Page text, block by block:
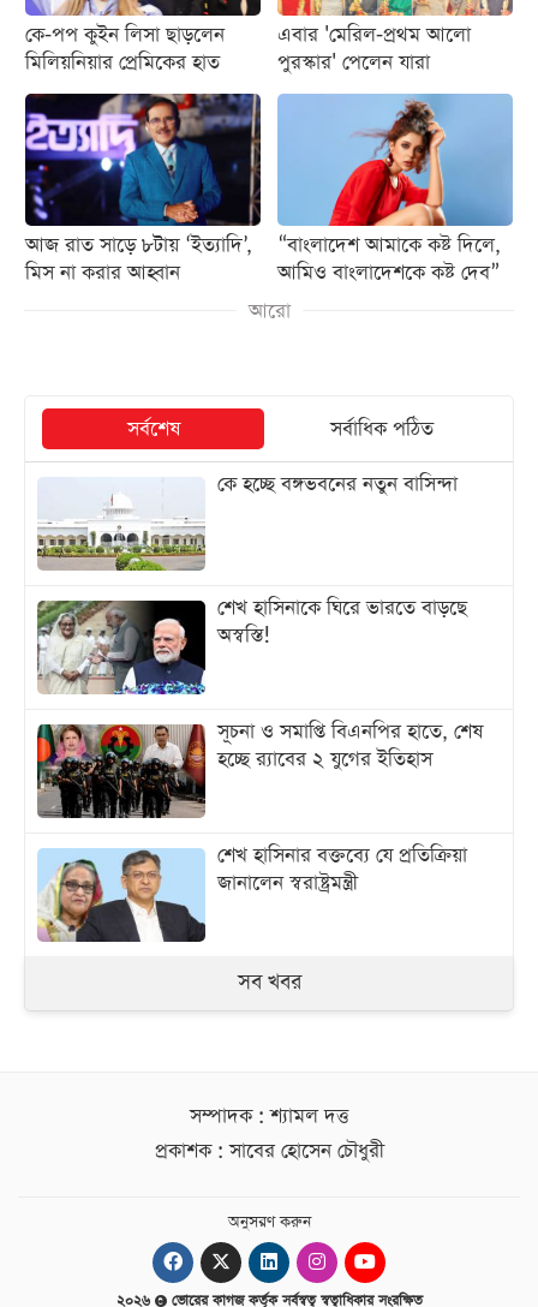
কে-পপ কুইন লিসা ছাড়লেন
মিলিয়নিয়ার প্রেমিকের হাত
এবার 'মেরিল-প্রথম আলো
পুরস্কার' পেলেন যারা
আজ রাত সাড়ে ৮টায় ‘ইত্যাদি’,
মিস না করার আহ্বান
“বাংলাদেশ আমাকে কষ্ট দিলে,
আমিও বাংলাদেশকে কষ্ট দেব”
আরো
সর্বশেষ
সর্বাধিক পঠিত
কে হচ্ছে বঙ্গভবনের নতুন বাসিন্দা
শেখ হাসিনাকে ঘিরে ভারতে বাড়ছে
অস্বস্তি!
সূচনা ও সমাপ্তি বিএনপির হাতে, শেষ
হচ্ছে র‍্যাবের ২ যুগের ইতিহাস
শেখ হাসিনার বক্তব্যে যে প্রতিক্রিয়া
জানালেন স্বরাষ্ট্রমন্ত্রী
সব খবর
সম্পাদক : শ্যামল দত্ত
প্রকাশক : সাবের হোসেন চৌধুরী
অনুসরণ করুন
২০২৬ ভোরের কাগজ কর্তৃক সর্বস্বত্ব স্বত্বাধিকার সংরক্ষিত